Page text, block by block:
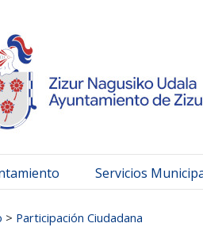
Servicios
> Participación Ciudadana